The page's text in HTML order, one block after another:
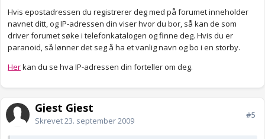
Hvis epostadressen du registrerer deg med på forumet inneholder
navnet ditt, og IP-adressen din viser hvor du bor, så kan de som
driver forumet søke i telefonkatalogen og finne deg. Hvis du er
paranoid, så lønner det seg å ha et vanlig navn og bo i en storby.
Herkan du se hva IP-adressen din forteller om deg.
Gjest Gjest
Skrevet23. september 2009
#5